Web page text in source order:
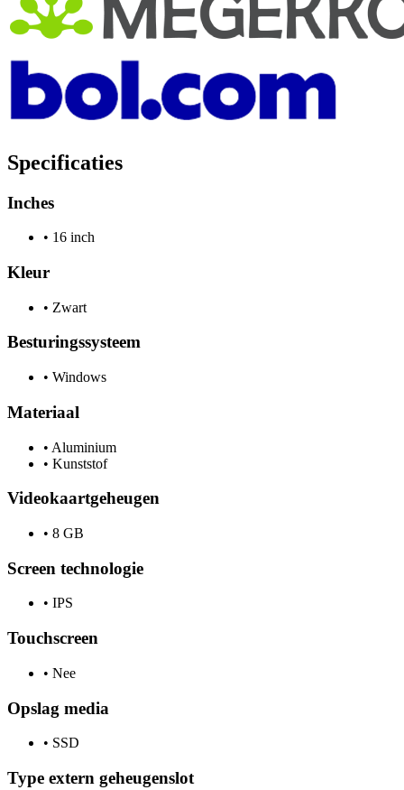
Specificaties
Inches
• 16 inch
Kleur
• Zwart
Besturingssysteem
• Windows
Materiaal
• Aluminium
• Kunststof
Videokaartgeheugen
• 8 GB
Screen technologie
• IPS
Touchscreen
• Nee
Opslag media
• SSD
Type extern geheugenslot